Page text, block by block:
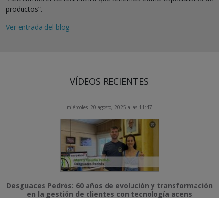
productos”.
Ver entrada del blog
VÍDEOS RECIENTES
miércoles, 20 agosto, 2025 a las 11:47
Desguaces Pedrós: 60 años de evolución y transformación
en la gestión de clientes con tecnología acens